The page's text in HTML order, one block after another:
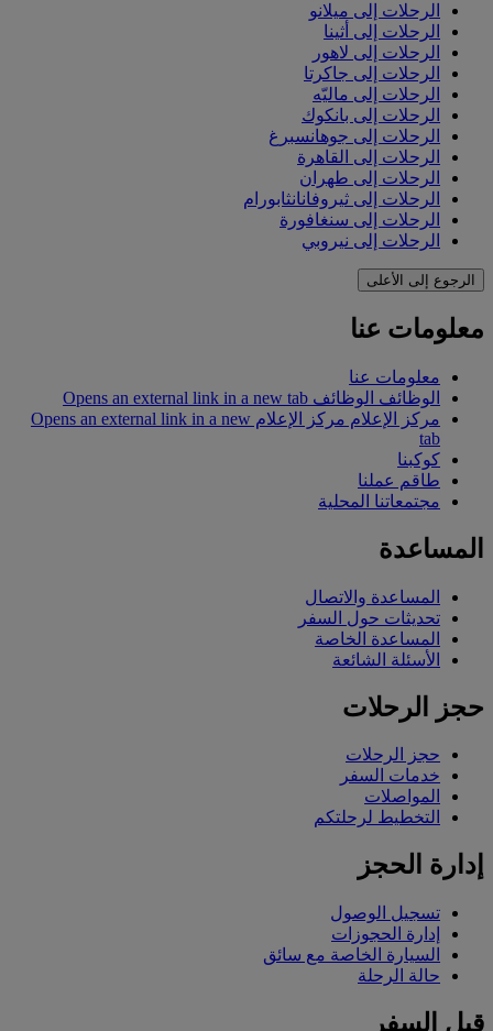
الرحلات إلى ميلانو
الرحلات إلى أثينا
الرحلات إلى لاهور
الرحلات إلى جاكرتا
الرحلات إلى ماليّه
الرحلات إلى بانكوك
الرحلات إلى جوهانسبرغ
الرحلات إلى القاهرة
الرحلات إلى طهران
الرحلات إلى ثيروفانانثابورام
الرحلات إلى سنغافورة
الرحلات إلى نيروبي
الرجوع إلى الأعلى
معلومات عنا
معلومات عنا
الوظائف الوظائف Opens an external link in a new tab
مركز الإعلام
مركز الإعلام Opens an external link in a new
tab
كوكبنا
طاقم عملنا
مجتمعاتنا المحلية
المساعدة
المساعدة والاتصال
تحديثات حول السفر
المساعدة الخاصة
الأسئلة الشائعة
حجز الرحلات
حجز الرحلات
خدمات السفر
المواصلات
التخطيط لرحلتكم
إدارة الحجز
تسجيل الوصول
إدارة الحجوزات
السيارة الخاصة مع سائق
حالة الرحلة
قبل السفر